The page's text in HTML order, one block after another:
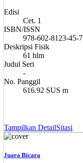
Edisi
Cet. 1
ISBN/ISSN
978-602-8123-45-7
Deskripsi Fisik
61 hlm
Judul Seri
-
No. Panggil
616.92 SUS m
Tampilkan DetailSitasi
Juara Bicara